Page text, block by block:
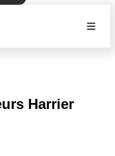
Harrier